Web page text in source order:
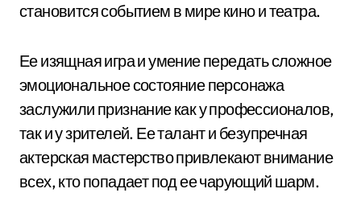
становится событием в мире кино и театра.
Ее изящная игра и умение передать сложное
эмоциональное состояние персонажа
заслужили признание как у профессионалов,
так и у зрителей. Ее талант и безупречная
актерская мастерство привлекают внимание
всех, кто попадает под ее чарующий шарм.